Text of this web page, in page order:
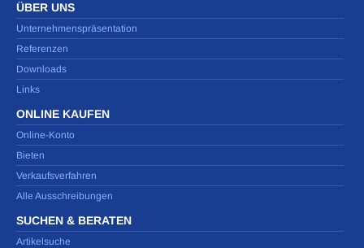
ÜBER UNS
Unternehmenspräsentation
Referenzen
Downloads
Links
ONLINE KAUFEN
Online-Konto
Bieten
Verkaufsverfahren
Alle Ausschreibungen
SUCHEN & BERATEN
Artikelsuche